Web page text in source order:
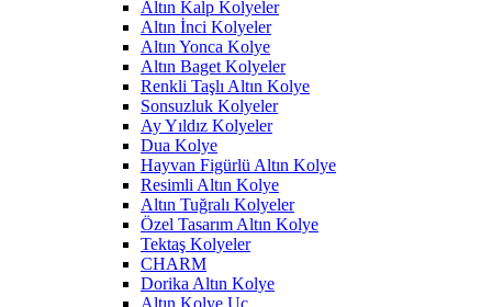
Altın Kalp Kolyeler
Altın İnci Kolyeler
Altın Yonca Kolye
Altın Baget Kolyeler
Renkli Taşlı Altın Kolye
Sonsuzluk Kolyeler
Ay Yıldız Kolyeler
Dua Kolye
Hayvan Figürlü Altın Kolye
Resimli Altın Kolye
Altın Tuğralı Kolyeler
Özel Tasarım Altın Kolye
Tektaş Kolyeler
CHARM
Dorika Altın Kolye
Altın Kolye Uç